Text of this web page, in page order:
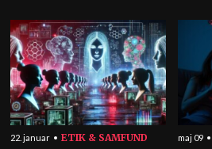
22. januar ETIK & SAMFUND maj 09